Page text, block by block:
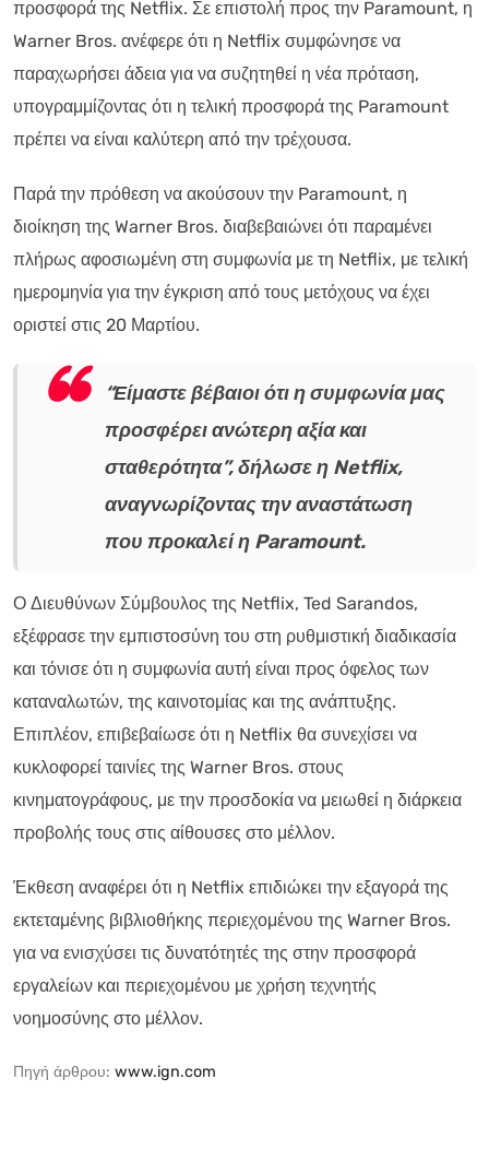
προσφορά της Netflix. Σε επιστολή προς την Paramount, η
Warner Bros. ανέφερε ότι η Netflix συμφώνησε να
παραχωρήσει άδεια για να συζητηθεί η νέα πρόταση,
υπογραμμίζοντας ότι η τελική προσφορά της Paramount
πρέπει να είναι καλύτερη από την τρέχουσα.
Παρά την πρόθεση να ακούσουν την Paramount, η
διοίκηση της Warner Bros. διαβεβαιώνει ότι παραμένει
πλήρως αφοσιωμένη στη συμφωνία με τη Netflix, με τελική
ημερομηνία για την έγκριση από τους μετόχους να έχει
οριστεί στις 20 Μαρτίου.
“Είμαστε βέβαιοι ότι η συμφωνία μας
προσφέρει ανώτερη αξία και
σταθερότητα”, δήλωσε η Netflix,
αναγνωρίζοντας την αναστάτωση
που προκαλεί η Paramount.
Ο Διευθύνων Σύμβουλος της Netflix, Ted Sarandos,
εξέφρασε την εμπιστοσύνη του στη ρυθμιστική διαδικασία
και τόνισε ότι η συμφωνία αυτή είναι προς όφελος των
καταναλωτών, της καινοτομίας και της ανάπτυξης.
Επιπλέον, επιβεβαίωσε ότι η Netflix θα συνεχίσει να
κυκλοφορεί ταινίες της Warner Bros. στους
κινηματογράφους, με την προσδοκία να μειωθεί η διάρκεια
προβολής τους στις αίθουσες στο μέλλον.
Έκθεση αναφέρει ότι η Netflix επιδιώκει την εξαγορά της
εκτεταμένης βιβλιοθήκης περιεχομένου της Warner Bros.
για να ενισχύσει τις δυνατότητές της στην προσφορά
εργαλείων και περιεχομένου με χρήση τεχνητής
νοημοσύνης στο μέλλον.
Πηγή άρθρου: www.ign.com